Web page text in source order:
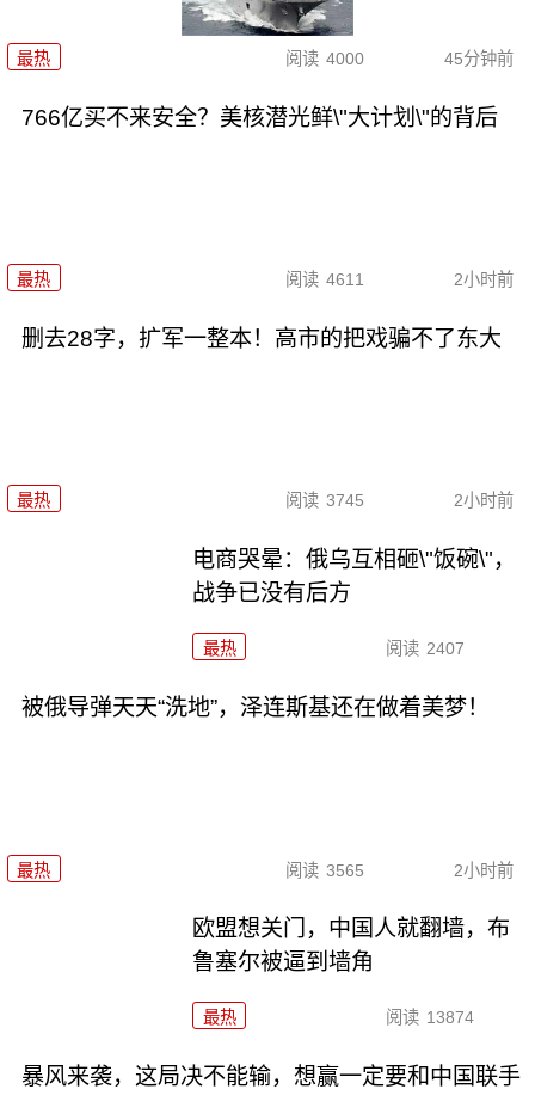
最热 阅读 4000 45分钟前
766亿买不来安全？美核潜光鲜\"大计划\"的背后
最热 阅读 4611 2小时前
删去28字，扩军一整本！高市的把戏骗不了东大
最热 阅读 3745 2小时前
电商哭晕：俄乌互相砸\"饭碗\"，
战争已没有后方
最热 阅读 2407
被俄导弹天天“洗地”，泽连斯基还在做着美梦！
最热 阅读 3565 2小时前
欧盟想关门，中国人就翻墙，布
鲁塞尔被逼到墙角
最热 阅读 13874
暴风来袭，这局决不能输，想赢一定要和中国联手